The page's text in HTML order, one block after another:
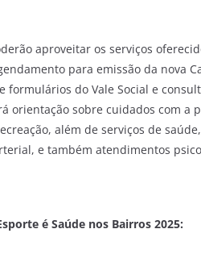
aproveitar os serviços
para emissão da nova
formulários do Vale Social e
orientação sobre cuidados com a
além de serviços de
e também atendimentos
é Saúde nos Bairros 2025: